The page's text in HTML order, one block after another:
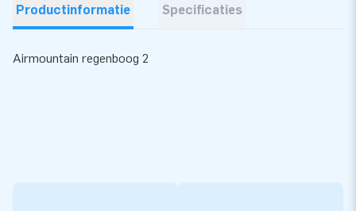
Productinformatie Specificaties
Airmountain regenboog 2